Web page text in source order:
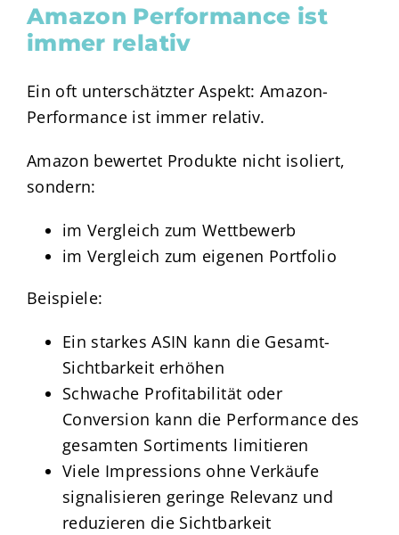
Amazon Performance ist
immer relativ
Ein oft unterschätzter Aspekt: Amazon-
Performance ist immer relativ.
Amazon bewertet Produkte nicht isoliert,
sondern:
im Vergleich zum Wettbewerb
im Vergleich zum eigenen Portfolio
Beispiele:
Ein starkes ASIN kann die Gesamt-
Sichtbarkeit erhöhen
Schwache Profitabilität oder
Conversion kann die Performance des
gesamten Sortiments limitieren
Viele Impressions ohne Verkäufe
signalisieren geringe Relevanz und
reduzieren die Sichtbarkeit